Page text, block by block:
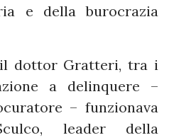
e della burocrazia
il dottor Gratteri, tra i
a delinquere –
– funzionava
leader della